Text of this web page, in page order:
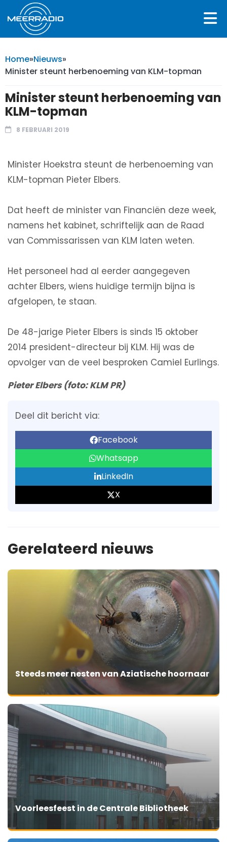
Home»Nieuws»
Minister steunt herbenoeming van KLM-topman
Minister steunt herbenoeming van
KLM-topman
8 FEBRUARI 2019
Minister Hoekstra steunt de herbenoeming van
KLM-topman Pieter Elbers.
Dat heeft de minister van Financiën deze week,
namens het kabinet, schriftelijk aan de Raad
van Commissarissen van KLM laten weten.
Het personeel had al eerder aangegeven
achter Elbers, wiens huidige termijn bijna is
afgelopen, te staan.
De 48-jarige Pieter Elbers is sinds 15 oktober
2014 president-directeur bij KLM. Hij was de
opvolger van de veel besproken Camiel Eurlings.
Pieter Elbers (foto: KLM PR)
Deel dit bericht via:
Facebook
Whatsapp
LinkedIn
X
Gerelateerd nieuws
Steeds meer nesten van Aziatische hoornaar
Voorleesfeest in de Centrale Bibliotheek